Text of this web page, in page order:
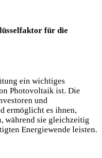
für die
ein wichtiges
Photovoltaik ist. Die
und
ermöglicht es ihnen,
während sie gleichzeitig
Energiewende leisten.